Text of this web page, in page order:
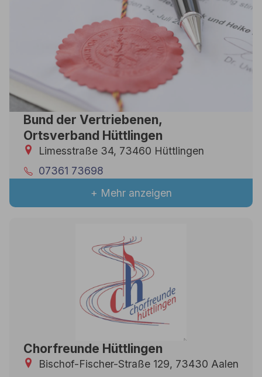
Bund der Vertriebenen,
Ortsverband Hüttlingen
Limesstraße 34, 73460 Hüttlingen
07361 73698
+ Mehr anzeigen
Chorfreunde Hüttlingen
Bischof-Fischer-Straße 129, 73430 Aalen